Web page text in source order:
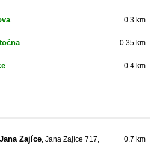
0.3 km
0.35 km
0.4 km
Zajíce, Jana Zajíce 717,
0.7 km